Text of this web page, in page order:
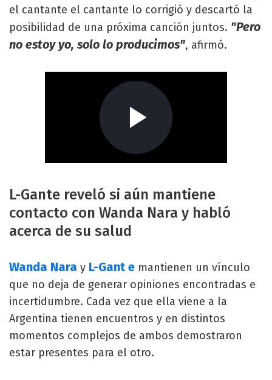
el cantante el cantante lo corrigió y descartó la
posibilidad de una próxima canción juntos. "Pero
no estoy yo, solo lo producimos", afirmó.
L-Gante reveló si aún mantiene
contacto con Wanda Nara y habló
acerca de su salud
Wanda Nara y L-Gante mantienen un vínculo
que no deja de generar opiniones encontradas e
incertidumbre. Cada vez que ella viene a la
Argentina tienen encuentros y en distintos
momentos complejos de ambos demostraron
estar presentes para el otro.